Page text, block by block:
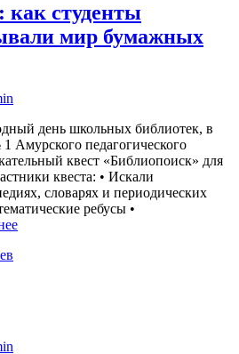
как студенты
мир бумажных
день школьных библиотек, в
Амурского педагогического
квест «Библиопоиск» для
квеста: • Искали
словарях и периодических
ребусы •